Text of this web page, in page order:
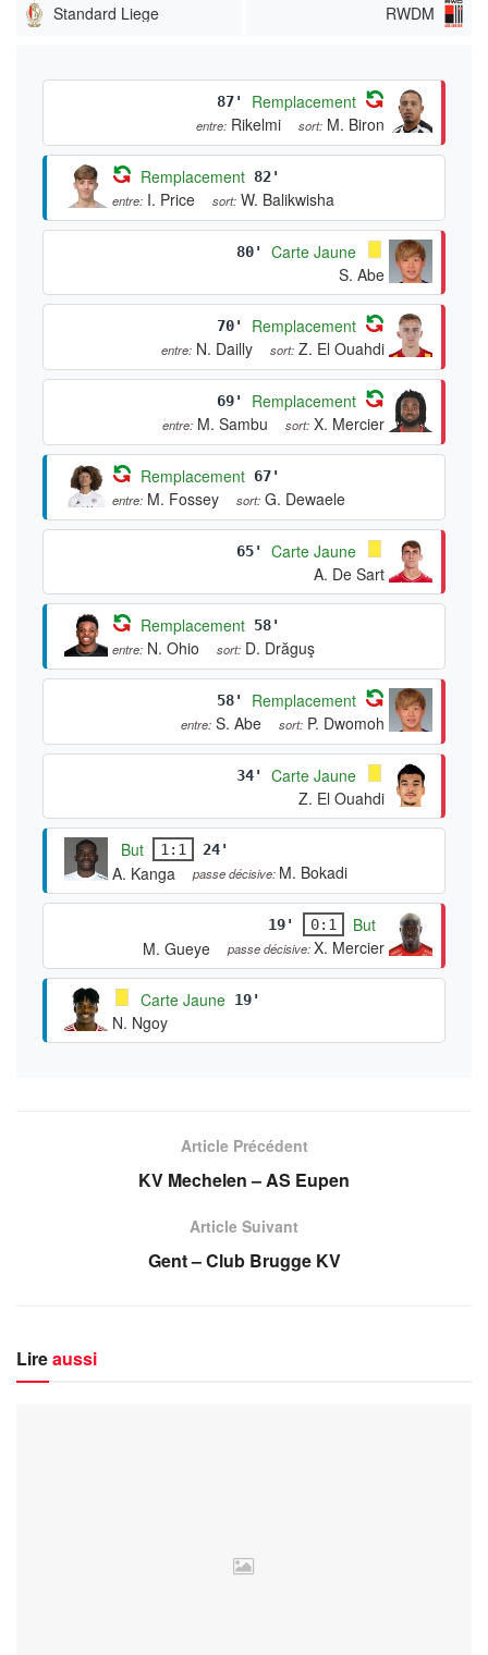
Standard Liege RWDM
87' Remplacement
entre: Rikelmi sort: M. Biron
Remplacement 82'
entre: I. Price sort: W. Balikwisha
80'
Carte Jaune
S. Abe
70' Remplacement
entre: N. Dailly sort: Z. El Ouahdi
69' Remplacement
entre: M. Sambu sort: X. Mercier
Remplacement 67'
entre: M. Fossey sort: G. Dewaele
65'
Carte Jaune
A. De Sart
Remplacement 58'
entre: N. Ohio sort: D. Drăguş
58' Remplacement
entre: S. Abe sort: P. Dwomoh
34'
Carte Jaune
Z. El Ouahdi
But 1:1 24'
A. Kanga passe décisive: M. Bokadi
19' 0:1
But
M. Gueye
passe décisive:X. Mercier
Carte Jaune 19'
N. Ngoy
Article Précédent
KV Mechelen – AS Eupen
Article Suivant
Gent – Club Brugge KV
Lireaussi